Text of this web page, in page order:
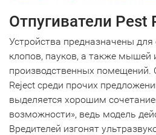
Отпугиватели Pest
Устройства предназначены для
клопов, пауков, а также мышей
производственных помещений.
Reject среди прочих
выделяется хорошим
возможности», ведь модель
Вредителей изгонят